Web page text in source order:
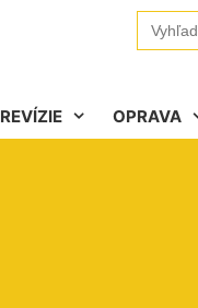
Search
for:
REVÍZIE OPRAVA